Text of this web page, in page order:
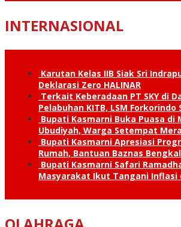
INTERNASIONAL
Karutan Kelas IIB Siak Sri
Deklarasi Zero HALINAR
Terkait Keberadaan PT SKY di
Pelabuhan KITB, LSM Forkorindo
Bupati Kasmarni Buka Puasa di
Ubudiyah, Warga Setempat
Bupati Kasmarni Apresiasi
Rumah, Bantuan Baznas
Bupati Kasmarni Safari
Masyarakat Ikut Tangani Inflasi